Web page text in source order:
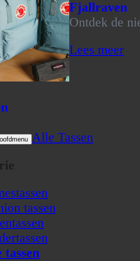
Fjallraven
Ontdek de
Lees meer
Alle Tassen
tassen
tassen